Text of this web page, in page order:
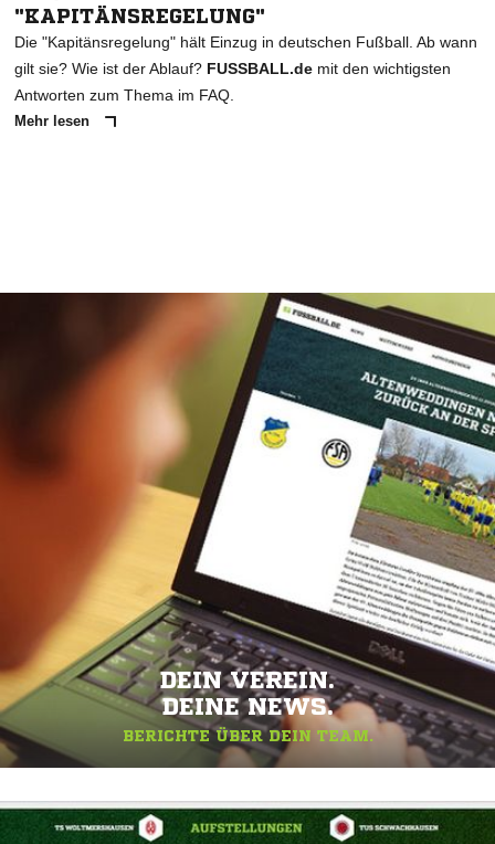
"KAPITÄNSREGELUNG"
Die "Kapitänsregelung" hält Einzug in deutschen Fußball. Ab wann
gilt sie? Wie ist der Ablauf? FUSSBALL.de mit den wichtigsten
Antworten zum Thema im FAQ.
Mehr lesen
DEIN VEREIN.
DEINE NEWS.
BERICHTE ÜBER DEIN TEAM.